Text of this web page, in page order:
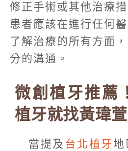
修正手術或其他治療
患者應該在進行任何
了解治療的所有方面
分的溝通。
微創植牙推薦
植牙就找黃瑋萱
當提及 台北植牙 地